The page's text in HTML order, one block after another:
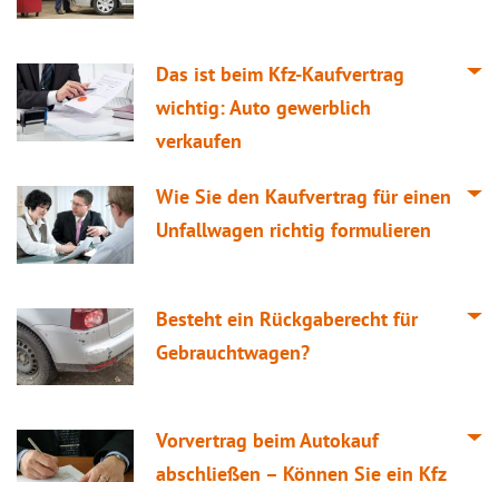
Das ist beim Kfz-Kaufvertrag
wichtig: Auto gewerblich
verkaufen
Wie Sie den Kaufvertrag für einen
Unfallwagen richtig formulieren
Besteht ein Rückgaberecht für
Gebrauchtwagen?
Vorvertrag beim Autokauf
abschließen – Können Sie ein Kfz